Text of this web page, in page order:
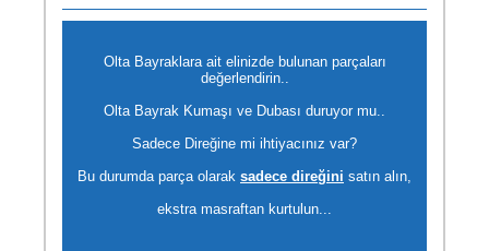
Olta Bayraklara ait elinizde bulunan parçaları
değerlendirin..
Olta Bayrak Kumaşı ve Dubası duruyor mu..
Sadece Direğine mi ihtiyacınız var?
Bu durumda parça olarak sadece direğini satın alın,
ekstra masraftan kurtulun...